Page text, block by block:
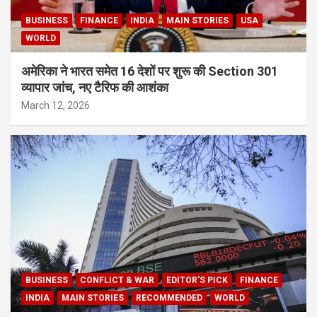
BUSINESS FINANCE INDIA MAIN STORIES
USA
WORLD
अमेरिका ने भारत समेत 16 देशों पर शुरू की Section 301
व्यापार जांच, नए टैरिफ की आशंका
March 12, 2026
BUSINESS CONFLICT & WAR EDITOR'S PICK
FINANCE
INDIA
MAIN STORIES RECOMMENDED WORLD